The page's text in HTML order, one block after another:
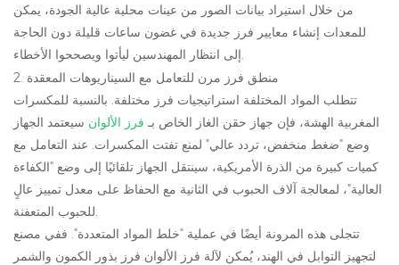
من خلال استيراد بيانات الصور من عينات محلية عالية الجودة، يمكن
للمعدات إنشاء معايير فرز جديدة في غضون ساعات قليلة دون الحاجة
إلى انتظار المهندسين ليأتوا ويصححوا الأخطاء.
2. منطق فرز مرن للتعامل مع السيناريوهات المعقدة
تتطلب المواد المختلفة استراتيجيات فرز مختلفة. بالنسبة للمكسرات
المغربية الهشة، فإن جهاز حقن الغاز الخاص بـ فرز الألوان سيعتمد الجهاز
وضع "ضغط منخفض، تردد عالي" لمنع تفتت المكسرات. عند التعامل مع
كميات كبيرة من الذرة الأمريكية، سينتقل الجهاز تلقائيًا إلى وضع "الكفاءة
العالية"، لمعالجة آلاف الحبوب في الثانية مع الحفاظ على معدل تمييز عالٍ
للحبوب المتعفنة.
تتجلى هذه المرونة أيضًا في عملية "خلط المواد المتعددة". ففي مصنع
لتجهيز التوابل في الهند، يُمكن لآلة فرز الألوان فرز بذور الكمون والشمر